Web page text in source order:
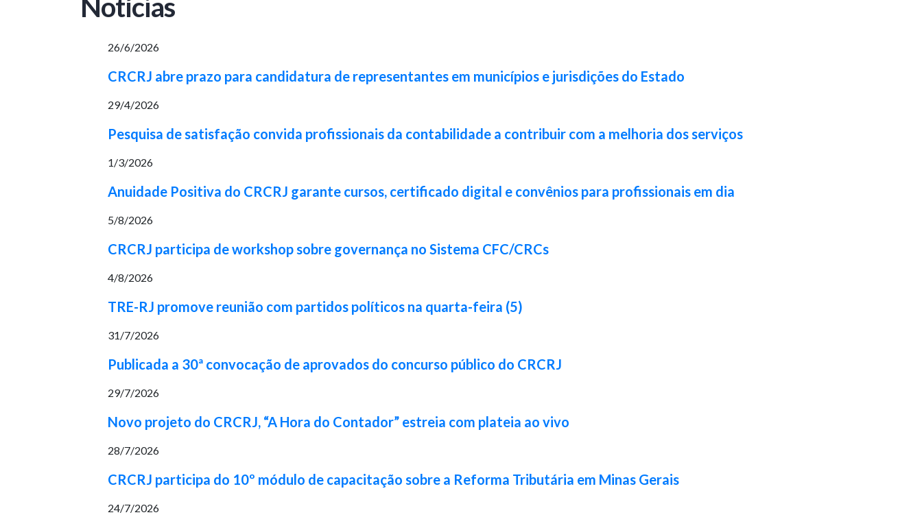
Notícias
26/6/2026
CRCRJ abre prazo para candidatura de representantes em municípios e jurisdições do Estado
29/4/2026
Pesquisa de satisfação convida profissionais da contabilidade a contribuir com a melhoria dos serviços
1/3/2026
Anuidade Positiva do CRCRJ garante cursos, certificado digital e convênios para profissionais em dia
5/8/2026
CRCRJ participa de workshop sobre governança no Sistema CFC/CRCs
4/8/2026
TRE-RJ promove reunião com partidos políticos na quarta-feira (5)
31/7/2026
Publicada a 30ª convocação de aprovados do concurso público do CRCRJ
29/7/2026
Novo projeto do CRCRJ, “A Hora do Contador” estreia com plateia ao vivo
28/7/2026
CRCRJ participa do 10º módulo de capacitação sobre a Reforma Tributária em Minas Gerais
24/7/2026